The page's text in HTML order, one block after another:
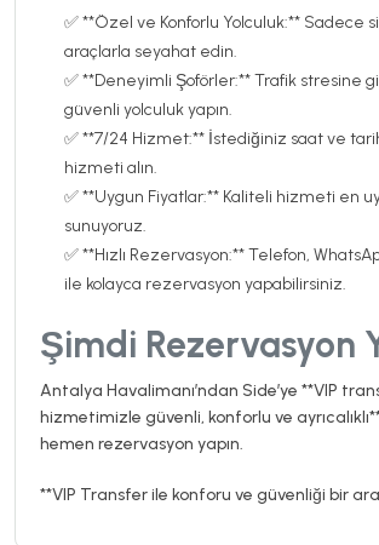
✅ **Özel ve Konforlu Yolculuk:** Sadece
araçlarla seyahat edin.
✅ **Deneyimli Şoförler:** Trafik stresine
güvenli yolculuk yapın.
✅ **7/24 Hizmet:** İstediğiniz saat ve
hizmeti alın.
✅ **Uygun Fiyatlar:** Kaliteli hizmeti en
sunuyoruz.
✅ **Hızlı Rezervasyon:** Telefon,
ile kolayca rezervasyon yapabilirsiniz.
Şimdi Rezervasyon
Antalya Havalimanı’ndan Side’ye **VIP
hizmetimizle güvenli, konforlu ve
hemen rezervasyon yapın.
**VIP Transfer ile konforu ve güvenliği bir